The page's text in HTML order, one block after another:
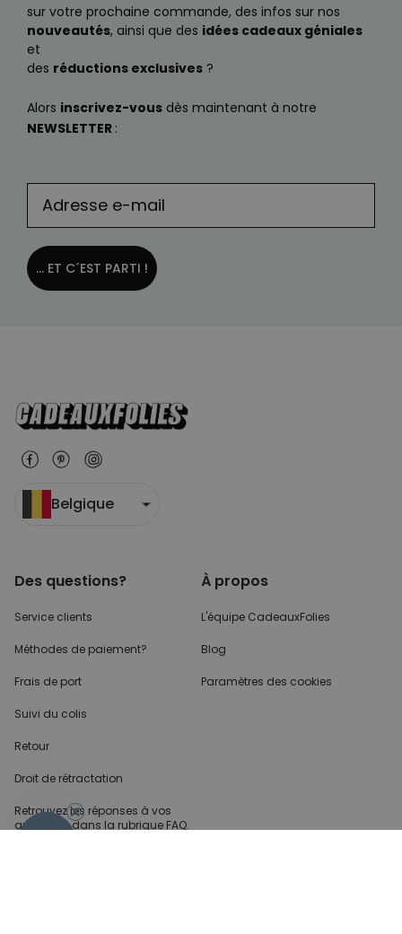
sur votre prochaine commande, des infos sur nos
nouveautés, ainsi que des idées cadeaux géniales
et
des réductions exclusives ?
Alors inscrivez-vous dès maintenant à notre
NEWSLETTER :
... ET C´EST PARTI !
Belgique
Des questions?
Service clients
Méthodes de paiement?
Frais de port
Suivi du colis
Retour
Droit de rétractation
Retrouvez les réponses à vos
questions dans la rubrique FAQ.
À propos
L'équipe CadeauxFolies
Blog
Paramètres des cookies